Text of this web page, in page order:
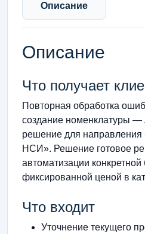
Описание
Описание
Что получает
Повторная обработка
создание номенклатуры —
решение для направления
НСИ». Решение готовое
автоматизации конкретной
фиксированной ценой в
Что входит
Уточнение текущего